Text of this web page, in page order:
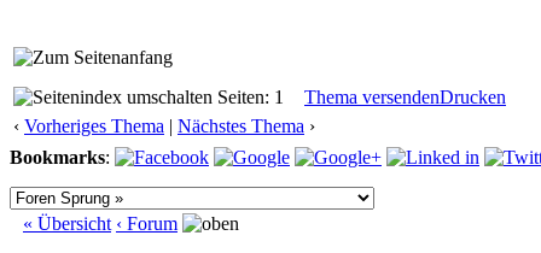
Seiten: 1 Thema versendenDrucken
‹ Vorheriges Thema | Nächstes Thema ›
Bookmarks:
« Übersicht ‹ Forum